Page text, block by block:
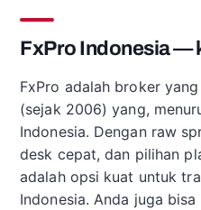
FxPro Indonesia —
FxPro adalah broker
(sejak 2006) yang,
Indonesia. Dengan raw
desk cepat, dan pilihan
adalah opsi kuat untuk
Indonesia. Anda juga